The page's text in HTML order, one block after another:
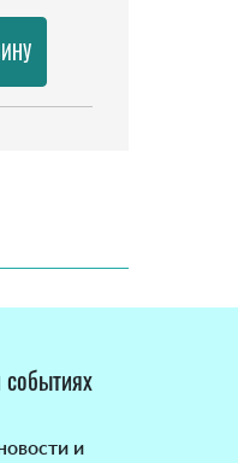
событиях
и